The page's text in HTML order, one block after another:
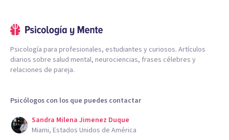
Psicología para profesionales, estudiantes y curiosos. Artículos
diarios sobre salud mental, neurociencias, frases célebres y
relaciones de pareja.
Psicólogos con los que puedes contactar
Sandra Milena Jimenez Duque
Miami, Estados Unidos de América